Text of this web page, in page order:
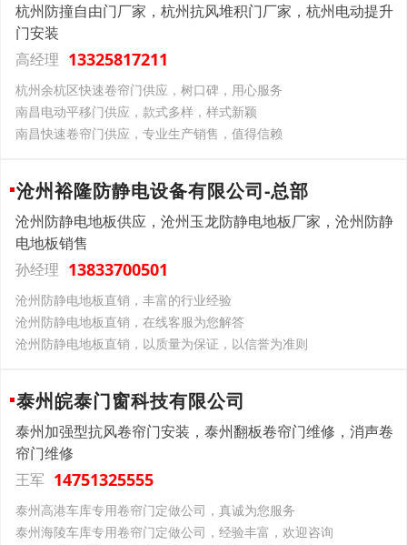
杭州防撞自由门厂家，杭州抗风堆积门厂家，杭州电动提升
门安装
高经理 13325817211
杭州余杭区快速卷帘门供应，树口碑，用心服务
南昌电动平移门供应，款式多样，样式新颖
南昌快速卷帘门供应，专业生产销售，值得信赖
沧州裕隆防静电设备有限公司-总部
沧州防静电地板供应，沧州玉龙防静电地板厂家，沧州防静
电地板销售
孙经理 13833700501
沧州防静电地板直销，丰富的行业经验
沧州防静电地板直销，在线客服为您解答
沧州防静电地板直销，以质量为保证，以信誉为准则
泰州皖泰门窗科技有限公司
泰州加强型抗风卷帘门安装，泰州翻板卷帘门维修，消声卷
帘门维修
王军 14751325555
泰州高港车库专用卷帘门定做公司，真诚为您服务
泰州海陵车库专用卷帘门定做公司，经验丰富，欢迎咨询